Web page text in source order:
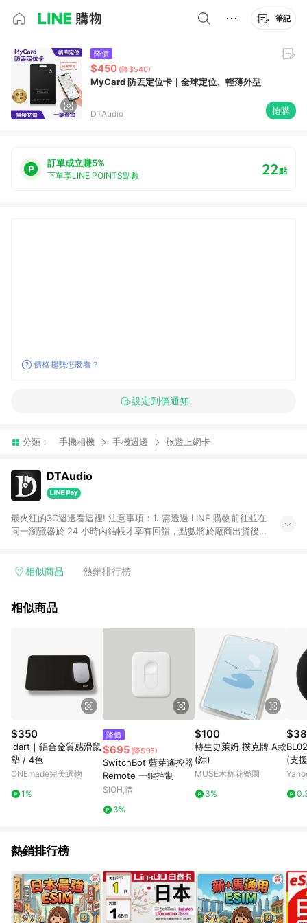
筆記
降價
$450 (降$540)
MyCard 防丟定位卡｜全球定位、輕薄外型
DTAudio 搶購
訂單成立賺5%
下單享LINE POINTS點數 22點
價格趨勢怎麼看？
設定到價通知
分類： 手機相機 手機週邊 旅遊上網卡
DTAudio
最火紅的3C週邊看這裡! 注意事項：1. 需透過 LINE 購物前往並在
同一瀏覽器於 24 小時內結帳才享有回饋，點數將於廠商出貨後
相似商品 熱銷排行榜
相似商品
$350
idart｜鋁合金質感滑鼠
墊 / 4色
ONEmade完美選物
1%
降價
$695 (降$95)
SwitchBot 藍芽遙控器
Remote 一鍵控制
SIOH,惜
3%
$100
轉生史萊姆 撲克牌 A款
(綜)
MUSE木棉花樂園
3%
(支
熱銷排行榜